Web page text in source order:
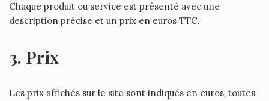
Chaque produit ou service est présenté avec une
description précise et un prix en euros TTC.
3. Prix
Les prix affichés sur le site sont indiqués en euros, toutes